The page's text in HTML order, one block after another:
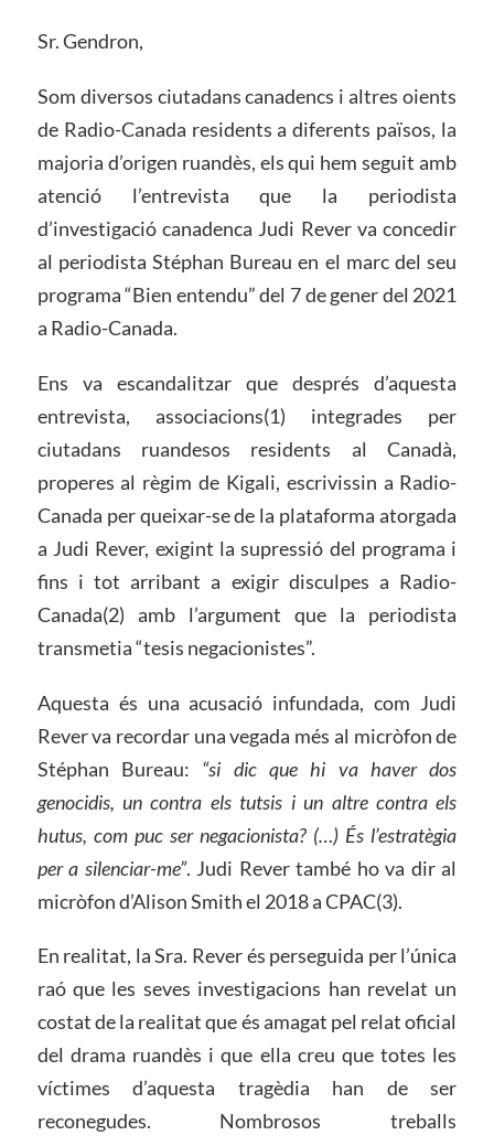
Sr. Gendron,
Som diversos ciutadans canadencs i altres oients
de Radio-Canada residents a diferents països, la
majoria d’origen ruandès, els qui hem seguit amb
atenció l’entrevista que la periodista
d’investigació canadenca Judi Rever va concedir
al periodista Stéphan Bureau en el marc del seu
programa “Bien entendu” del 7 de gener del 2021
a Radio-Canada.
Ens va escandalitzar que després d’aquesta
entrevista, associacions(1) integrades per
ciutadans ruandesos residents al Canadà,
properes al règim de Kigali, escrivissin a Radio-
Canada per queixar-se de la plataforma atorgada
a Judi Rever, exigint la supressió del programa i
fins i tot arribant a exigir disculpes a Radio-
Canada(2) amb l’argument que la periodista
transmetia “tesis negacionistes”.
Aquesta és una acusació infundada, com Judi
Rever va recordar una vegada més al micròfon de
Stéphan Bureau: “si dic que hi va haver dos
genocidis, un contra els tutsis i un altre contra els
hutus, com puc ser negacionista? (…) És l’estratègia
per a silenciar-me”. Judi Rever també ho va dir al
micròfon d’Alison Smith el 2018 a CPAC(3).
En realitat, la Sra. Rever és perseguida per l’única
raó que les seves investigacions han revelat un
costat de la realitat que és amagat pel relat oficial
del drama ruandès i que ella creu que totes les
víctimes d’aquesta tragèdia han de ser
reconegudes. Nombrosos treballs